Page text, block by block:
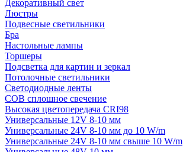
Декоративный свет
Люстры
Подвесные светильники
Бра
Настольные лампы
Торшеры
Подсветка для картин и зеркал
Потолочные светильники
Светодиодные ленты
COB сплошное свечение
Высокая цветопередача CRI98
Универсальные 12V 8-10 мм
Универсальные 24V 8-10 мм до 10 W/m
Универсальные 24V 8-10 мм свыше 10 W/m